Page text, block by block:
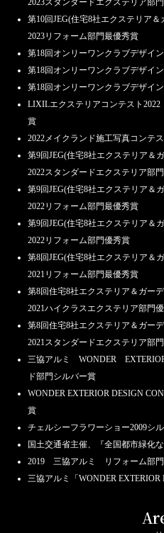
2023スタンダードエクステリア部
第10回JEG(住宅8社エクステリア
2023リフォーム部門最優秀賞
第18回オンリーワンクラブデザイ
第18回オンリーワンクラブデザイ
第18回オンリーワンクラブデザイ
LIXILエクステリアコンテスト
賞
2022メイクランド施工写真コンテ
第9回JEG(住宅8社エクステリア＆
2022スタンダードエクステリア部
第9回JEG(住宅8社エクステリア＆
2022リフォーム部門最優秀賞
第9回JEG(住宅8社エクステリア＆
2022リフォーム部門優秀賞
第8回JEG(住宅8社エクステリア＆
2021リフォーム部門最優秀賞
第8回住宅8社エクステリア＆ガー
2021ハイクラスエクステリア部門
第8回住宅8社エクステリア＆ガー
2021スタンダードエクステリア部
三協アルミ WONDER
ド部門シルバー賞
WONDER EXTERIOR DESIGN
賞
チェルシーフラワーショー2009シ
国土交通省主催、『全国都市緑化な
2019 三協アルミ リフォーム部
三協アルミ「WONDER EXTERIOR